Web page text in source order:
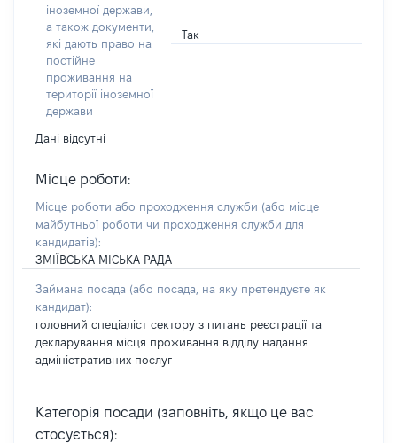
іноземної держави,
а також документи,
які дають право на
постійне
проживання на
території іноземної
держави
Так
Дані відсутні
Місце роботи:
Місце роботи або проходження служби (або місце
майбутньої роботи чи проходження служби для
кандидатів):
ЗМІЇВСЬКА МІСЬКА РАДА
Займана посада (або посада, на яку претендуєте як
кандидат):
головний спеціаліст сектору з питань реєстрації та
декларування місця проживання відділу надання
адміністративних послуг
Категорія посади (заповніть, якщо це вас
стосується):